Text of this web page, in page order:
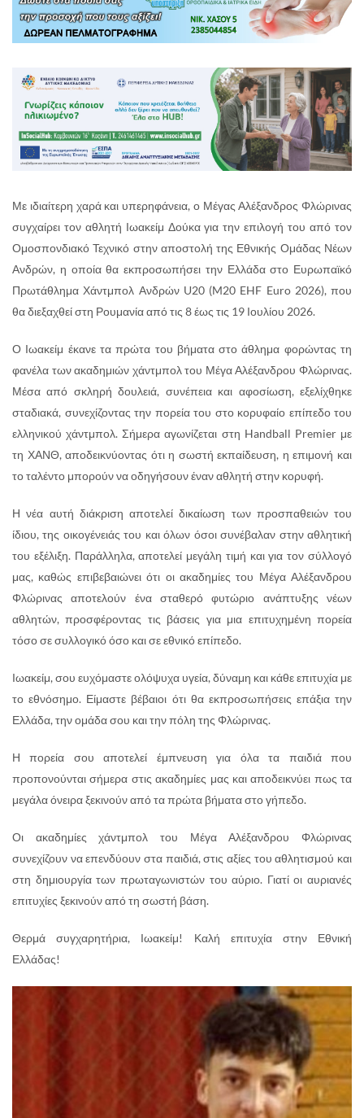
Με ιδιαίτερη χαρά και υπερηφάνεια, ο Μέγας Αλέξανδρος Φλώρινας
συγχαίρει τον αθλητή Ιωακείμ Δούκα για την επιλογή του από τον
Ομοσπονδιακό Τεχνικό στην αποστολή της Εθνικής Ομάδας Νέων
Ανδρών, η οποία θα εκπροσωπήσει την Ελλάδα στο Ευρωπαϊκό
Πρωτάθλημα Χάντμπολ Ανδρών U20 (M20 EHF Euro 2026), που
θα διεξαχθεί στη Ρουμανία από τις 8 έως τις 19 Ιουλίου 2026.
Ο Ιωακείμ έκανε τα πρώτα του βήματα στο άθλημα φορώντας τη
φανέλα των ακαδημιών χάντμπολ του Μέγα Αλέξανδρου Φλώρινας.
Μέσα από σκληρή δουλειά, συνέπεια και αφοσίωση, εξελίχθηκε
σταδιακά, συνεχίζοντας την πορεία του στο κορυφαίο επίπεδο του
ελληνικού χάντμπολ. Σήμερα αγωνίζεται στη Handball Premier με
τη ΧΑΝΘ, αποδεικνύοντας ότι η σωστή εκπαίδευση, η επιμονή και
το ταλέντο μπορούν να οδηγήσουν έναν αθλητή στην κορυφή.
Η νέα αυτή διάκριση αποτελεί δικαίωση των προσπαθειών του
ίδιου, της οικογένειάς του και όλων όσοι συνέβαλαν στην αθλητική
του εξέλιξη. Παράλληλα, αποτελεί μεγάλη τιμή και για τον σύλλογό
μας, καθώς επιβεβαιώνει ότι οι ακαδημίες του Μέγα Αλέξανδρου
Φλώρινας αποτελούν ένα σταθερό φυτώριο ανάπτυξης νέων
αθλητών, προσφέροντας τις βάσεις για μια επιτυχημένη πορεία
τόσο σε συλλογικό όσο και σε εθνικό επίπεδο.
Ιωακείμ, σου ευχόμαστε ολόψυχα υγεία, δύναμη και κάθε επιτυχία με
το εθνόσημο. Είμαστε βέβαιοι ότι θα εκπροσωπήσεις επάξια την
Ελλάδα, την ομάδα σου και την πόλη της Φλώρινας.
Η πορεία σου αποτελεί έμπνευση για όλα τα παιδιά που
προπονούνται σήμερα στις ακαδημίες μας και αποδεικνύει πως τα
μεγάλα όνειρα ξεκινούν από τα πρώτα βήματα στο γήπεδο.
Οι ακαδημίες χάντμπολ του Μέγα Αλέξανδρου Φλώρινας
συνεχίζουν να επενδύουν στα παιδιά, στις αξίες του αθλητισμού και
στη δημιουργία των πρωταγωνιστών του αύριο. Γιατί οι αυριανές
επιτυχίες ξεκινούν από τη σωστή βάση.
Θερμά συγχαρητήρια, Ιωακείμ! Καλή επιτυχία στην Εθνική
Ελλάδας!